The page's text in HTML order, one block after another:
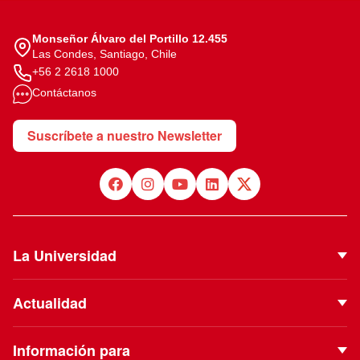
Monseñor Álvaro del Portillo 12.455
Las Condes, Santiago, Chile
+56 2 2618 1000
Contáctanos
Suscríbete a nuestro Newsletter
La Universidad
Proyecto Institucional
Actualidad
Información para